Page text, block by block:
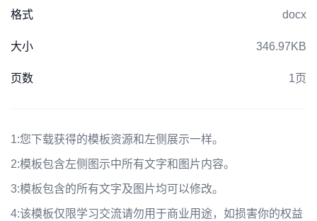
格式 docx
大小 346.97KB
页数 1页
1:您下载获得的模板资源和左侧展示一样。
2:模板包含左侧图示中所有文字和图片内容。
3:模板包含的所有文字及图片均可以修改。
4:该模板仅限学习交流请勿用于商业用途，如损害你的权益